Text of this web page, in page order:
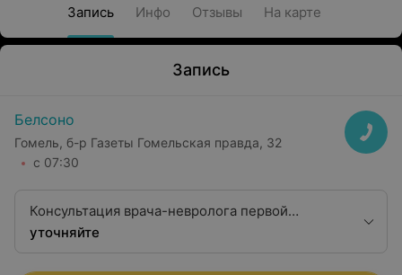
Запись Инфо Отзывы На карте
Запись
Белсоно
Гомель, б-р Газеты Гомельская правда, 32
с 07:30
Консультация врача-невролога первой
квалификационной категории
уточняйте